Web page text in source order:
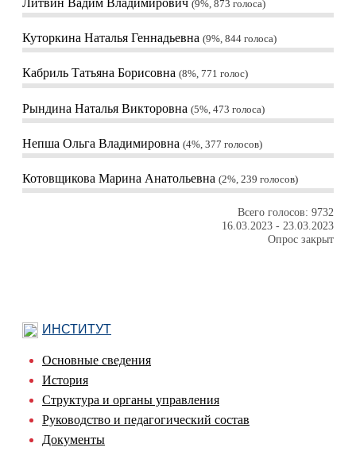
Литвин Вадим Владимирович 9%, 873 голоса
Куторкина Наталья Геннадьевна 9%, 844 голоса
Кабриль Татьяна Борисовна 8%, 771 голос
Рындина Наталья Викторовна 5%, 473 голоса
Непша Ольга Владимировна 4%, 377 голосов
Котовщикова Марина Анатольевна 2%, 239 голосов
Всего голосов: 9732
16.03.2023 - 23.03.2023
Опрос закрыт
ИНСТИТУТ
Основные сведения
История
Структура и органы управления
Руководство и педагогический состав
Документы